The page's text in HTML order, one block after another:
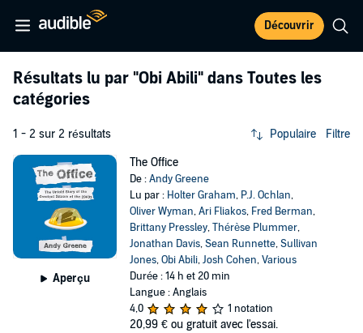
Découvrir
Résultats lu par "Obi Abili" dans Toutes les
catégories
1 - 2 sur 2 résultats Populaire Filtre
Aperçu
The Office
De :Andy Greene
Lu par : Holter Graham, P.J. Ochlan,
Oliver Wyman,Ari Fliakos, Fred Berman,
Brittany Pressley,Thérèse Plummer,
Jonathan Davis,Sean Runnette,Sullivan
Jones,Obi Abili,Josh Cohen,Various
Durée : 14 h et 20 min
Langue : Anglais
4,0
1 notation
20,99 € ou gratuit avec l'essai.